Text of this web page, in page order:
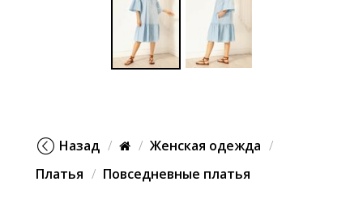
Назад
Женская одежда
Платья
Повседневные платья